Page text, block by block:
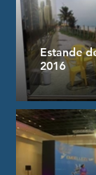
Estande
2016